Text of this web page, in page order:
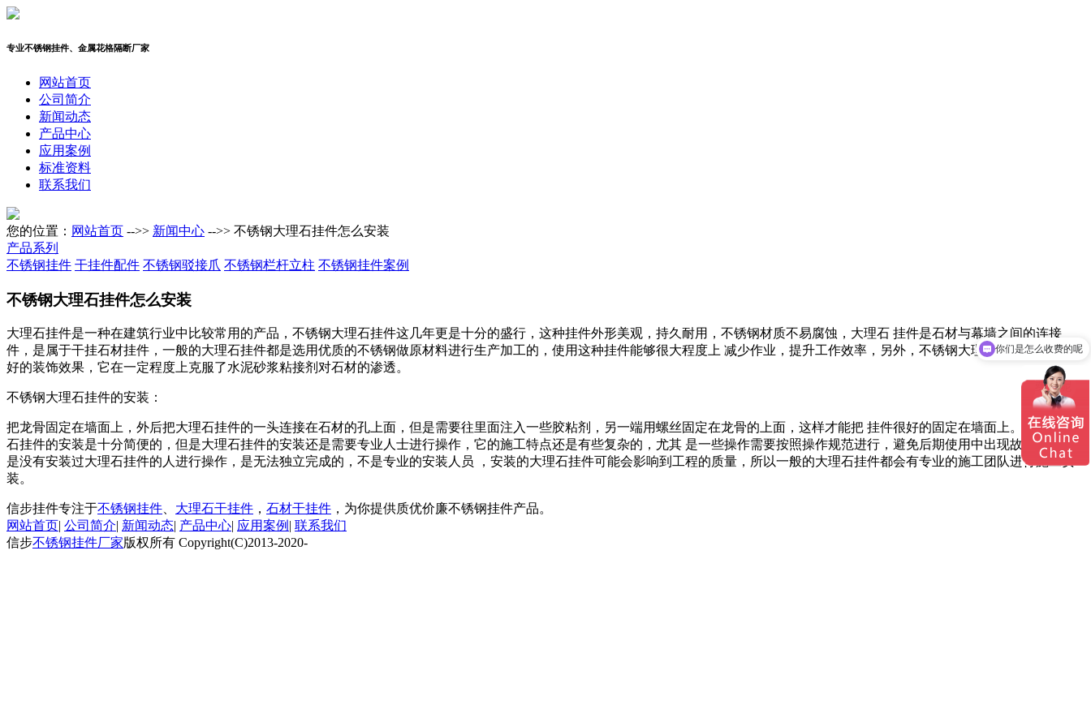
专业不锈钢挂件、金属花格隔断厂家
网站首页
公司简介
新闻动态
产品中心
应用案例
标准资料
联系我们
您的位置： 网站首页 -->> 新闻中心 -->> 不锈钢大理石挂件怎么安装
产品系列
不锈钢挂件 干挂件配件 不锈钢驳接爪 不锈钢栏杆立柱 不锈钢挂件案例
不锈钢大理石挂件怎么安装
大理石挂件是一种在建筑行业中比较常用的产品，不锈钢大理石挂件这几年更是十分的盛行，这种挂件外形美观，持久耐用，不锈钢材质不易腐蚀，大理石 挂件是石材与幕墙之间的连接
件，是属于干挂石材挂件，一般的大理石挂件都是选用优质的不锈钢做原材料进行生产加工的，使用这种挂件能够很大程度上 减少作业，提升工作效率，另外，不锈钢大理石挂件还有着良
好的装饰效果，它在一定程度上克服了水泥砂浆粘接剂对石材的渗透。
不锈钢大理石挂件的安装：
把龙骨固定在墙面上，外后把大理石挂件的一头连接在石材的孔上面，但是需要往里面注入一些胶粘剂，另一端用螺丝固定在龙骨的上面，这样才能把 挂件很好的固定在墙面上。其实大理
石挂件的安装是十分简便的，但是大理石挂件的安装还是需要专业人士进行操作，它的施工特点还是有些复杂的，尤其 是一些操作需要按照操作规范进行，避免后期使用中出现故障，如果
是没有安装过大理石挂件的人进行操作，是无法独立完成的，不是专业的安装人员 ，安装的大理石挂件可能会影响到工程的质量，所以一般的大理石挂件都会有专业的施工团队进行施工安
装。
信步挂件专注于不锈钢挂件 大理石干挂件 ， 石材干挂件 ，为你提供质优价廉不锈钢挂件产品。
网站首页| 公司简介| 新闻动态| 产品中心| 应用案例 | 联系我们
信步不锈钢挂件厂家版权所有 Copyright(C)2013-2020-
你们是怎么收费的呢